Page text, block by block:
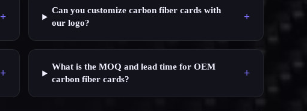
+
Can you customize carbon fiber cards with
our logo?
+
+
What is the MOQ and lead time for OEM
carbon fiber cards?
+